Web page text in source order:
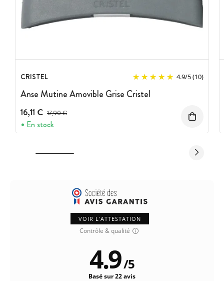
CRISTEL 4.9/5(10)
Anse Mutine Amovible Grise Cristel
16,11 € Prix avant réduction :
17,90 €
En stock
VOIR L'ATTESTATION
Contrôle & qualité
4.9/5
Basé sur 22 avis